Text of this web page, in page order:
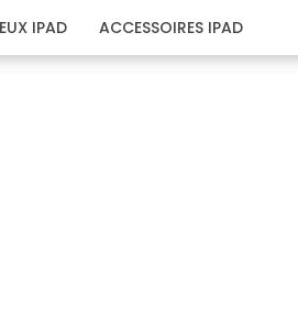
IPAD ACCESSOIRES IPAD